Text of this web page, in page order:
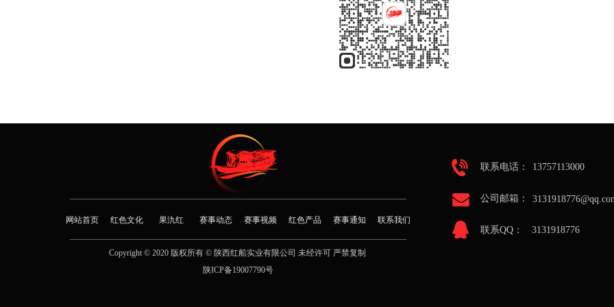
Copyright © 2020 版权所有 © 陕西红船实业有限公司 未经许可 严禁复制
联系电话：
公司邮箱：
联系QQ：
13757113000
3131918776
网站首页 红色文化 果氿红 赛事动态 赛事视频 红色产品 赛事通知 联系我们
陕ICP备19007790号